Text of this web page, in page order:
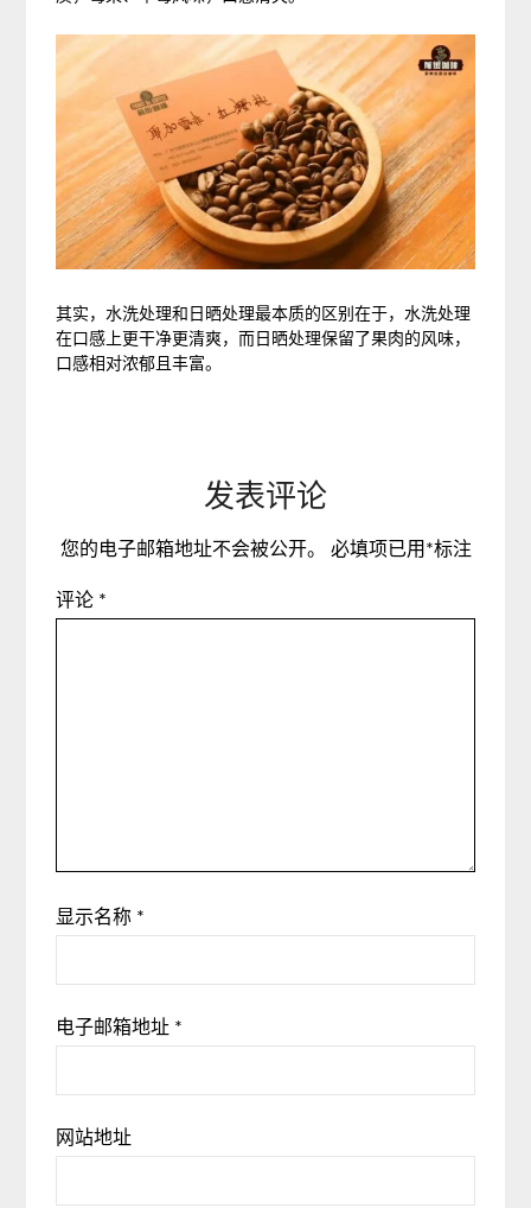
其实，水洗处理和日晒处理最本质的区别在于，水洗处理
在口感上更干净更清爽，而日晒处理保留了果肉的风味，
口感相对浓郁且丰富。
发表评论
您的电子邮箱地址不会被公开。 必填项已用 *标注
评论 *
显示名称 *
电子邮箱地址 *
网站地址